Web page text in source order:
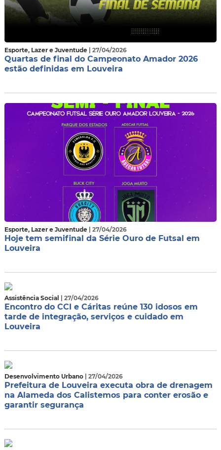
Esporte, Lazer e Juventude | 27/04/2026
Quartas de final do Campeonato Amador 2026
estão definidas em Louveira
Esporte, Lazer e Juventude | 27/04/2026
Hoje tem semifinal da Série Ouro de Futsal em
Louveira
Assistência Social | 27/04/2026
Encontro do CCI e Cáritas reúne 130 idosos em
tarde de integração, serviços e cuidado em
Louveira
Desenvolvimento Urbano | 27/04/2026
Prefeitura de Louveira executa obra de drenagem
na Alameda dos Calistemos para conter erosão e
garantir segurança